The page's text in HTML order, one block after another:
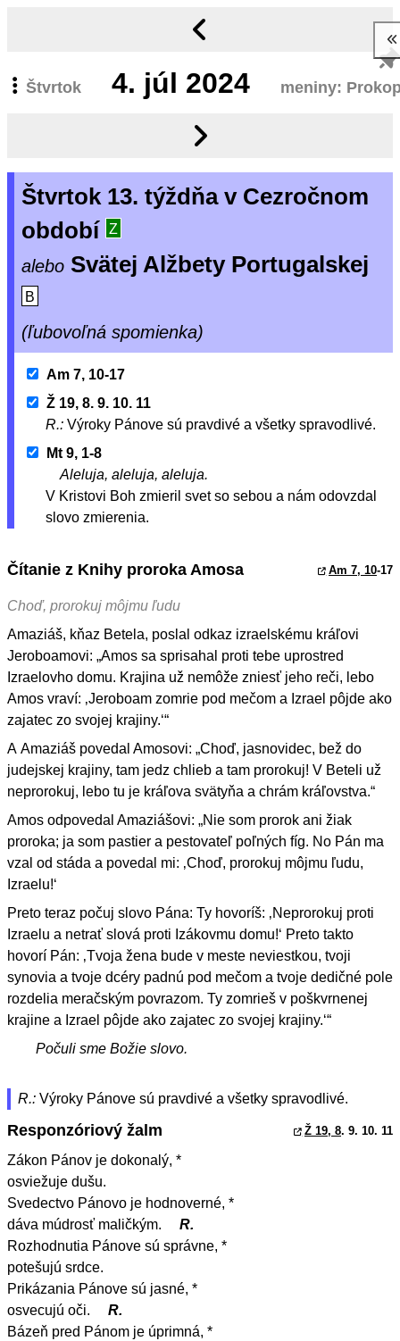
Štvrtok 4. júl 2024 meniny:
Štvrtok 13. týždňa v Cezročnom
období
Z
alebo Svätej Alžbety Portugalskej
B
(ľubovoľná spomienka)
Am 7, 10-17
Ž 19, 8. 9. 10. 11
R.: Výroky Pánove sú pravdivé a všetky spravodlivé.
Mt 9, 1-8
Aleluja, aleluja, aleluja.
V Kristovi Boh zmieril svet so sebou a nám odovzdal
slovo zmierenia.
Čítanie z Knihy proroka Amosa Am 7, 10-17
Choď, prorokuj môjmu ľudu
Amaziáš, kňaz Betela, poslal odkaz izraelskému kráľovi
Jeroboamovi: „Amos sa sprisahal proti tebe uprostred
Izraelovho domu. Krajina už nemôže zniesť jeho reči, lebo
Amos vraví: ‚Jeroboam zomrie pod mečom a Izrael pôjde ako
zajatec zo svojej krajiny.‘“
A Amaziáš povedal Amosovi: „Choď, jasnovidec, bež do
judejskej krajiny, tam jedz chlieb a tam prorokuj! V Beteli už
neprorokuj, lebo tu je kráľova svätyňa a chrám kráľovstva.“
Amos odpovedal Amaziášovi: „Nie som prorok ani žiak
proroka; ja som pastier a pestovateľ poľných fíg. No Pán ma
vzal od stáda a povedal mi: ‚Choď, prorokuj môjmu ľudu,
Izraelu!‘
Preto teraz počuj slovo Pána: Ty hovoríš: ‚Neprorokuj proti
Izraelu a netrať slová proti Izákovmu domu!‘ Preto takto
hovorí Pán: ‚Tvoja žena bude v meste neviestkou, tvoji
synovia a tvoje dcéry padnú pod mečom a tvoje dedičné pole
rozdelia meračským povrazom. Ty zomrieš v poškvrnenej
krajine a Izrael pôjde ako zajatec zo svojej krajiny.‘“
Počuli sme Božie slovo.
R.: Výroky Pánove sú pravdivé a všetky spravodlivé.
Responzóriový žalm Ž 19, 8. 9. 10. 11
Zákon Pánov je dokonalý, *
osviežuje dušu.
Svedectvo Pánovo je hodnoverné, *
dáva múdrosť maličkým.
R.
Rozhodnutia Pánove sú správne, *
potešujú srdce.
Prikázania Pánove sú jasné, *
osvecujú oči.
R.
Bázeň pred Pánom je úprimná, *